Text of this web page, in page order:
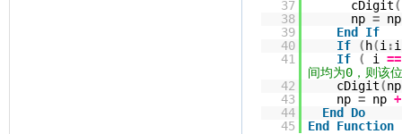
37
cDigit(
38
np =
39
End
If
40
If ( h(i :i
41
If ( i ==
间均为0，则该
42
cDigit(np
43
np = np +
44
End
Do
45
End Function